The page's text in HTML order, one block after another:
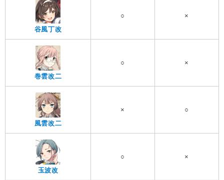
谷風丁改
○ ×
巻雲改二
○ ×
風雲改二
× ○
玉波改
○ ×